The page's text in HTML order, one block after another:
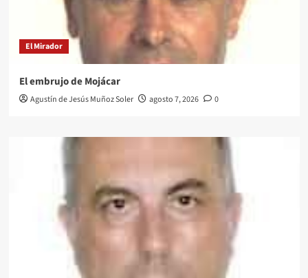
El Mirador
El embrujo de Mojácar
Agustín de Jesús Muñoz Soler agosto 7, 2026 0